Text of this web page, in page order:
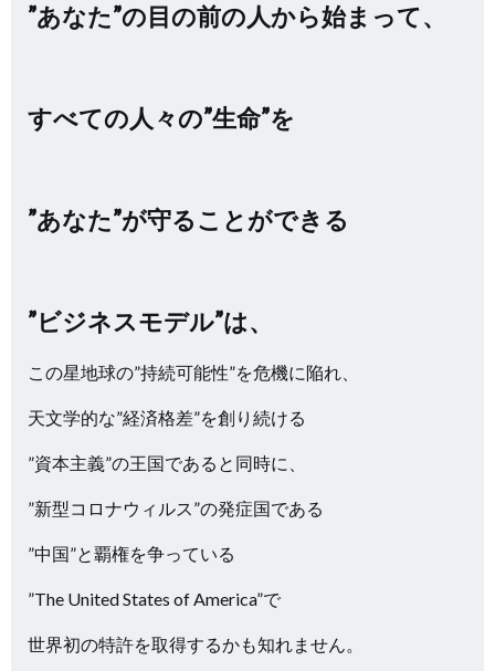
”あなた”の目の前の人から始まって、
すべての人々の”生命”を
”あなた”が守ることができる
”ビジネスモデル”は、
この星地球の”持続可能性”を危機に陥れ、
天文学的な”経済格差”を創り続ける
”資本主義”の王国であると同時に、
”新型コロナウィルス”の発症国である
”中国”と覇権を争っている
”The United States of America”で
世界初の特許を取得するかも知れません。